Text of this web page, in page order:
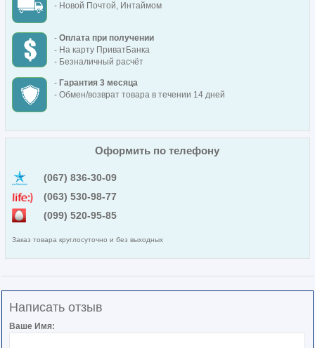
- Новой Почтой, Интаймом
- Оплата при получении
- На карту ПриватБанка
- Безналичный расчёт
- Гарантия 3 месяца
- Обмен/возврат товара в течении 14 дней
Оформить по телефону
(067) 836-30-09
(063) 530-98-77
(099) 520-95-85
Заказ товара круглосуточно и без выходных
Написать отзыв
Ваше Имя: